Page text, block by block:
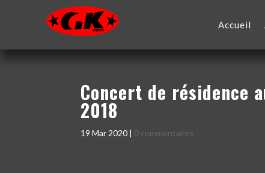
Accueil
Concert de résidence
2018
19 Mar 2020 | 0 commentaires